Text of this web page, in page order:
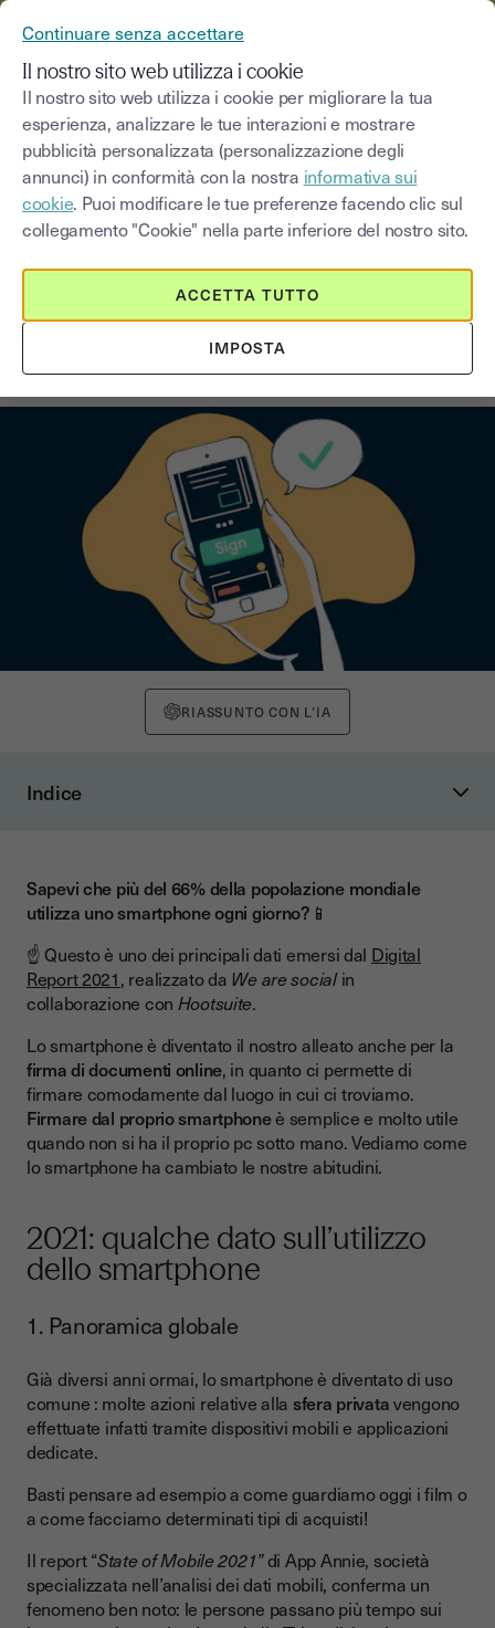
Blog
Seleziona una categoria Saisissez un terme
Firmare documenti dal proprio
smartphone
RIASSUNTO CON L’IA
Indice
2. Le best practice di Google
Un vantaggio competitivo per le aziende
Scegliere la giusta soluzione SaaS per smartphone
La nostra webapp Youtrust
CASI SPECIFICI
Sapevi che più del 66% della popolazione mondiale
utilizza uno smartphone ogni giorno?📱
☝️️ Questo è uno dei principali dati emersi dal Digital
Report 2021, realizzato da We are socialin
collaborazione con Hootsuite.
Lo smartphone è diventato il nostro alleato anche per la
firma di documenti online, in quanto ci permette di
firmare comodamente dal luogo in cui ci troviamo.
Firmare dal proprio smartphoneè semplice e molto utile
quando non si ha il proprio pc sotto mano. Vediamo come
lo smartphone ha cambiato le nostre abitudini.
2021: qualche dato sull’utilizzo
dello smartphone
1. Panoramica globale
Già diversi anni ormai, lo smartphone è diventato di uso
comune : molte azioni relative alla sfera privatavengono
effettuate infatti tramite dispositivi mobili e applicazioni
dedicate.
Basti pensare ad esempio a come guardiamo oggi i film o
a come facciamo determinati tipi di acquisti!
Il report “State of Mobile 2021”di App Annie, società
specializzata nell’analisi dei dati mobili, conferma un
fenomeno ben noto: le persone passano più tempo sui
Continuare senza accettare
Il nostro sito web utilizza i cookie
Il nostro sito web utilizza i cookie per migliorare la tua
esperienza, analizzare le tue interazioni e mostrare
pubblicità personalizzata (personalizzazione degli
annunci) in conformità con la nostra informativa sui
cookie. Puoi modificare le tue preferenze facendo clic sul
collegamento "Cookie" nella parte inferiore del nostro sito.
IMPOSTA
ACCETTA TUTTO